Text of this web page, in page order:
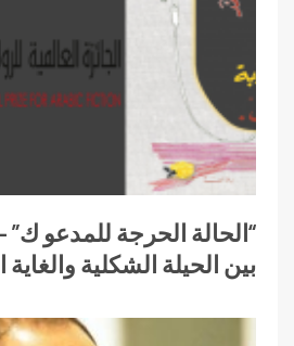
“الحالة الحرجة للمدعو ك”
بين الحيلة الشكلية والغاية